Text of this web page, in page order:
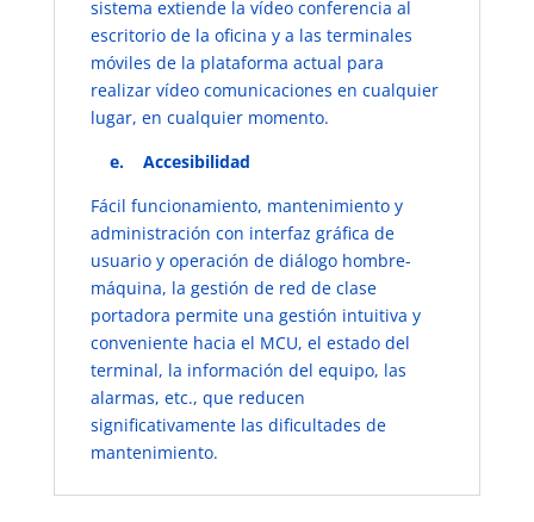
sistema extiende la vídeo conferencia al
escritorio de la oficina y a las terminales
móviles de la plataforma actual para
realizar vídeo comunicaciones en cualquier
lugar, en cualquier momento.
​e. Accesibilidad
Fácil funcionamiento, mantenimiento y
administración con interfaz gráfica de
usuario y operación de diálogo hombre-
máquina, la gestión de red de clase
portadora permite una gestión intuitiva y
conveniente hacia el MCU, el estado del
terminal, la información del equipo, las
alarmas, etc., que reducen
significativamente las dificultades de
mantenimiento.